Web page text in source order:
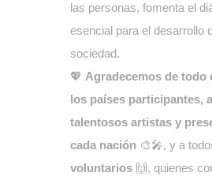
las personas, fomenta el
esencial para el desarrollo
sociedad.
💖 Agradecemos de todo
los países participantes,
talentosos artistas y
cada nación 🎨🎤, y a
voluntarios 🙌, quienes